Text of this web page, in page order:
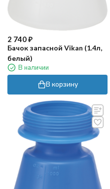
2 740₽
Бачок запасной Vikan (1.4л,
белый)
В наличии
В корзину